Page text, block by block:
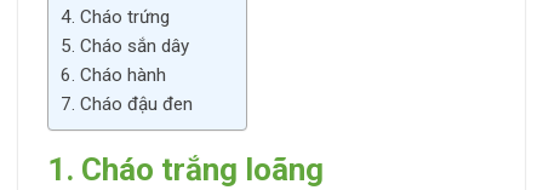
4. Cháo trứng
5. Cháo sắn dây
6. Cháo hành
7. Cháo đậu đen
1. Cháo trắng loãng